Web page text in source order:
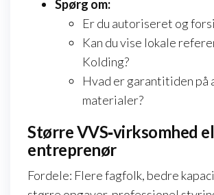
Spørg om:
Er du autoriseret og
Kan du vise lokale
Kolding?
Hvad er garantitiden på
materialer?
Større VVS‑virksomhed
entreprenør
Fordele: Flere fagfolk, bedre